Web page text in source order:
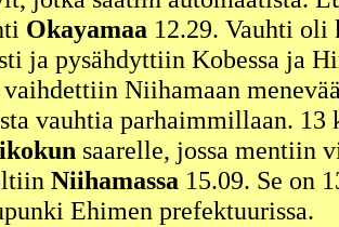
Okayamaa 12.29. Vauhti oli
ja pysähdyttiin Kobessa ja
vaihdettiin Niihamaan
vauhtia parhaimmillaan.
saarelle, jossa mentiin
Niihamassa 15.09. Se on
Ehimen prefektuurissa.